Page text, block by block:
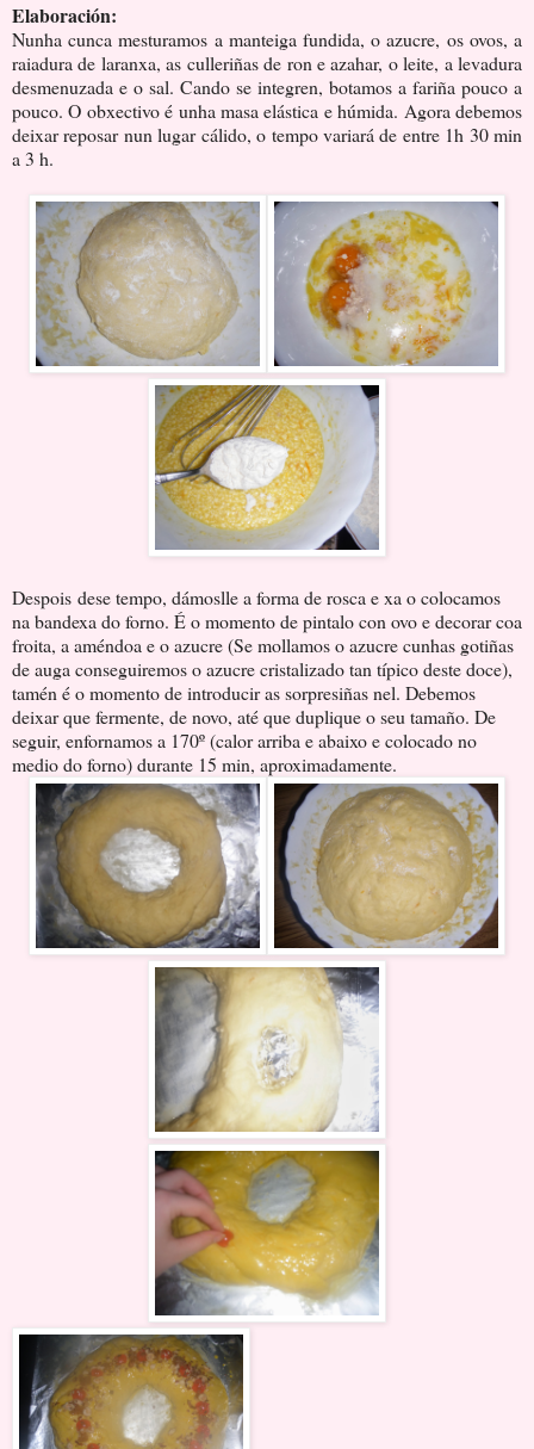
Elaboración:
Nunha cunca mesturamos a manteiga fundida, o azucre, os ovos, a
raiadura de laranxa, as culleriñas de ron e azahar, o leite, a levadura
desmenuzada e o sal. Cando se integren, botamos a fariña pouco a
pouco. O obxectivo é unha masa elástica e húmida. Agora debemos
deixar reposar nun lugar cálido, o tempo variará de entre 1h 30 min
a 3 h.
Despois dese tempo, dámoslle a forma de rosca e xa o colocamos
na bandexa do forno. É o momento de pintalo con ovo e decorar coa
froita, a améndoa e o azucre (Se mollamos o azucre cunhas gotiñas
de auga conseguiremos o azucre cristalizado tan típico deste doce),
tamén é o momento de introducir as sorpresiñas nel. Debemos
deixar que fermente, de novo, até que duplique o seu tamaño. De
seguir, enfornamos a 170º (calor arriba e abaixo e colocado no
medio do forno) durante 15 min, aproximadamente.